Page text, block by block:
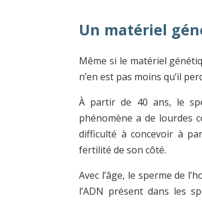
Un matériel
Même si le matériel
n’en est pas moins qu’il
À partir de 40 ans, le
phénomène a de lourdes
difficulté à concevoir à
fertilité de son côté.
Avec l’âge, le sperme de
l’ADN présent dans les